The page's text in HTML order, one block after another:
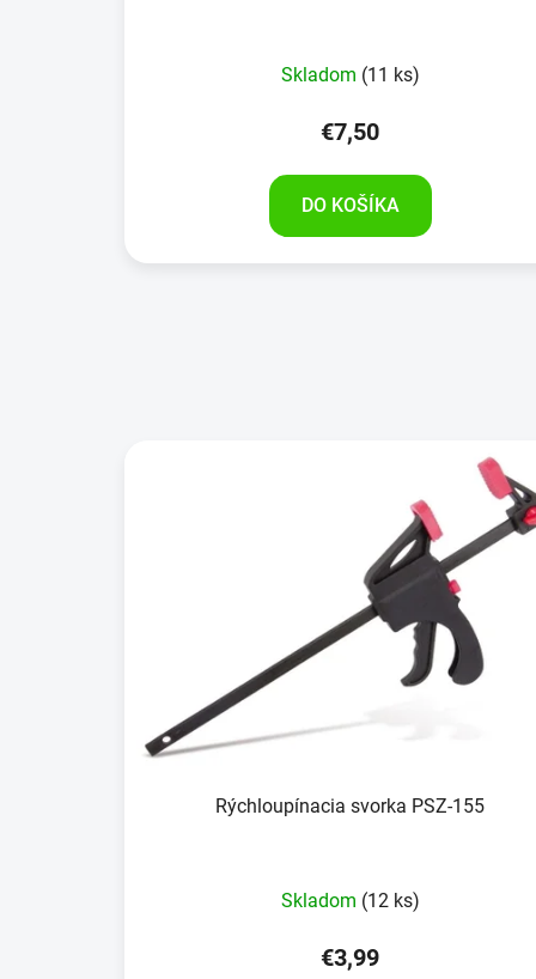
Skladom (11 ks)
€7,50
DO KOŠÍKA
Rýchloupínacia svorka PSZ-155
Skladom (12 ks)
€3,99